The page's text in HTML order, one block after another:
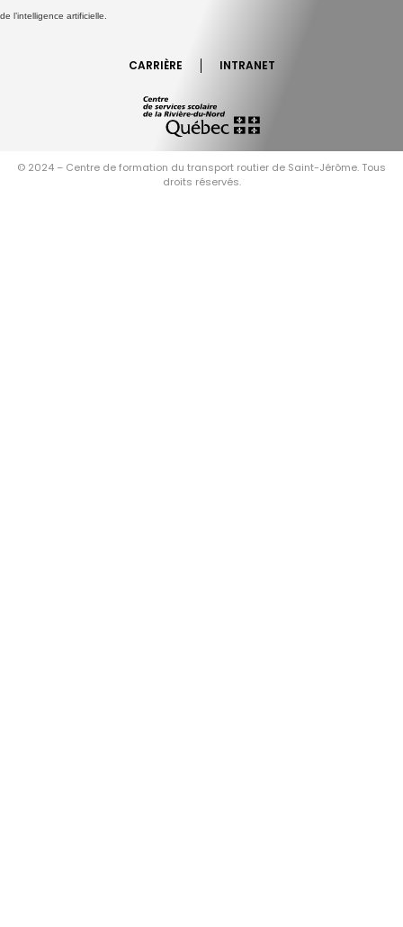
de l’intelligence artificielle.
CARRIÈRE INTRANET
© 2024 – Centre de formation du transport routier de Saint-Jérôme. Tous
droits réservés.